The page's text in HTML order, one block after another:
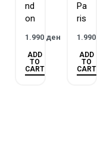
nd
on
1.990 ден
ADD
TO
CART
Pa
ris
1.990
ADD
TO
CART